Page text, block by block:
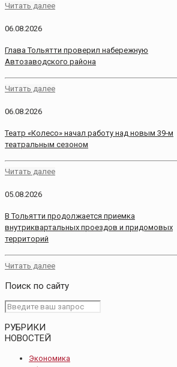
Читать далее
06.08.2026
Глава Тольятти проверил набережную
Автозаводского района
Читать далее
06.08.2026
Театр «Колесо» начал работу над новым 39‑м
театральным сезоном
Читать далее
05.08.2026
В Тольятти продолжается приемка
внутриквартальных проездов и придомовых
территорий
Читать далее
Поиск по сайту
РУБРИКИ
НОВОСТЕЙ
Экономика